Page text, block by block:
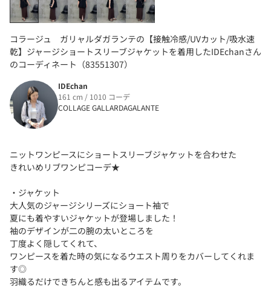
コラージュ ガリャルダガランテの【接触冷感/UVカット/吸水速
乾】ジャージショートスリーブジャケットを着用したIDEchanさん
のコーディネート（83551307）
IDEchan
161 cm / 1010 コーデ
COLLAGE GALLARDAGALANTE
ニットワンピースにショートスリーブジャケットを合わせた
きれいめリブワンピコーデ★
・ジャケット
大人気のジャージシリーズにショート袖で
夏にも着やすいジャケットが登場しました！
袖のデザインが二の腕の太いところを
丁度よく隠してくれて、
ワンピースを着た時の気になるウエスト周りをカバーしてくれま
す◎
羽織るだけできちんと感も出るアイテムです。